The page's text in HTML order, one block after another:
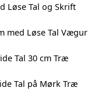
Løse Tal og Skrift
med Løse Tal Vægur
Tal 30 cm Træ
Tal på Mørk Træ